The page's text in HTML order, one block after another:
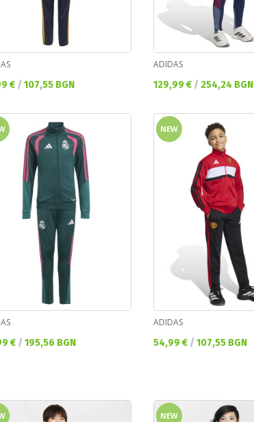
цена:
€ / 107,55 BGN
ADIDAS
Текуща цена:
129,99 € / 254,24 BGN
цена:
€ / 195,56 BGN
NEW
ADIDAS
Текуща цена:
54,99 € / 107,55 BGN
NEW